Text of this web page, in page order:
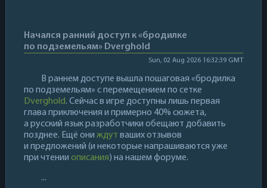
Начался ранний доступ к «бродилке
по подземельям» Dverghold
Sun, 02 Aug 2026 16:32:39 GMT
В раннем доступе вышла пошаговая «бродилка
по подземельям» с перемещением по сетке
Dverghold. Сейчас в игре доступны лишь первая
глава приключения и примерно 40% сюжета,
а русский язык разработчики обещают добавить
позднее. Ещё они ждут ваших отзывов
и предложений (и некоторые напрашиваются уже
при чтении описания) на нашем форуме.
...